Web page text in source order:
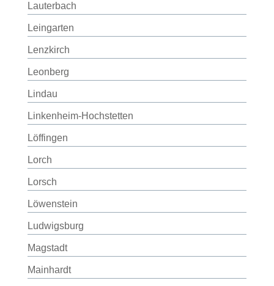
Lauterbach
Leingarten
Lenzkirch
Leonberg
Lindau
Linkenheim-Hochstetten
Löffingen
Lorch
Lorsch
Löwenstein
Ludwigsburg
Magstadt
Mainhardt